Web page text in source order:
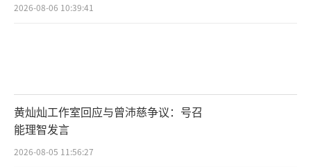
2026-08-06 10:39:41
黄灿灿工作室回应与曾沛慈争议：号召
能理智发言
2026-08-05 11:56:27